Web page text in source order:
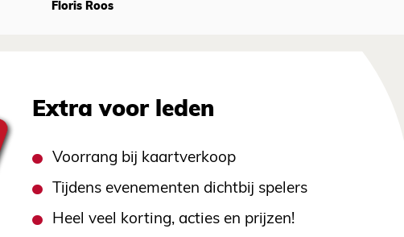
Floris Roos
Extra voor leden
Voorrang bij kaartverkoop
Tijdens evenementen dichtbij spelers
Heel veel korting, acties en prijzen!